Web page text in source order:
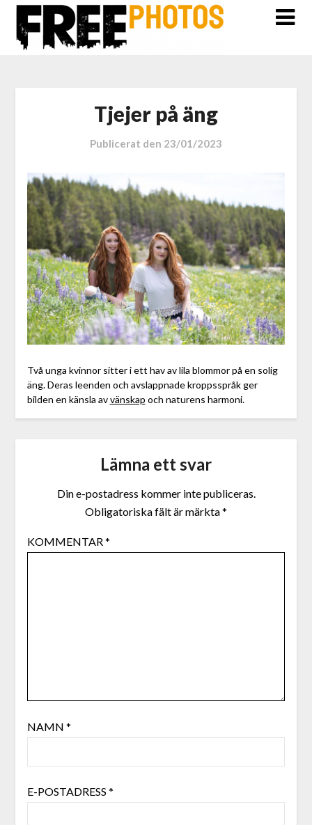
Tjejer på äng
Publicerat den 23/01/2023
Två unga kvinnor sitter i ett hav av lila blommor på en solig
äng. Deras leenden och avslappnade kroppsspråk ger
bilden en känsla avvänskap och naturens harmoni.
Lämna ett svar
Din e-postadress kommer inte publiceras.
Obligatoriska fält är märkta*
KOMMENTAR *
NAMN *
E-POSTADRESS *